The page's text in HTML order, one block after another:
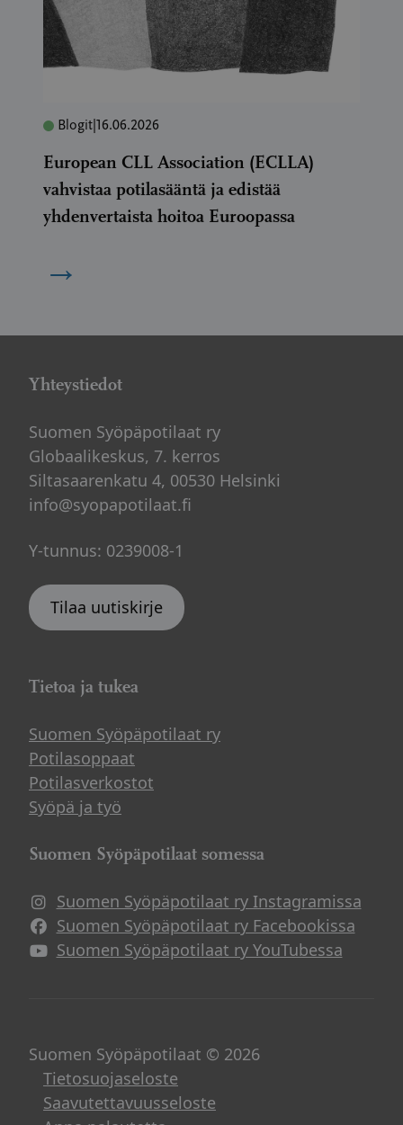
Blogit 16.06.2026
European CLL Association (ECLLA)
vahvistaa potilasääntä ja edistää
yhdenvertaista hoitoa Euroopassa
→
Yhteystiedot
Suomen Syöpäpotilaat ry
Globaalikeskus, 7. kerros
Siltasaarenkatu 4, 00530 Helsinki
info@syopapotilaat.fi
Y-tunnus: 0239008-1
Tilaa uutiskirje
Tietoa ja tukea
Suomen Syöpäpotilaat ry
Potilasoppaat
Potilasverkostot
Syöpä ja työ
Suomen Syöpäpotilaat somessa
Suomen Syöpäpotilaat ry Instagramissa
Suomen Syöpäpotilaat ry Facebookissa
Suomen Syöpäpotilaat ry YouTubessa
Suomen Syöpäpotilaat © 2026
Tietosuojaseloste
Saavutettavuusseloste